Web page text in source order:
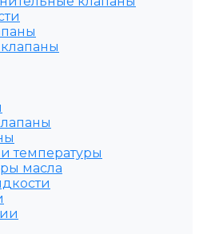
температуры
масла